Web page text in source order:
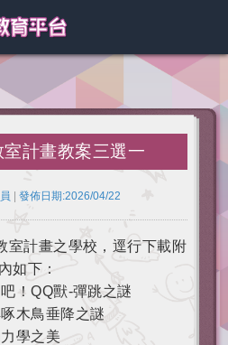
計畫教案三選一
發佈日期:2026/04/22
室計畫之學校，逕行下載附
如下：
！QQ獸-彈跳之謎
木鳥垂降之謎
學之美